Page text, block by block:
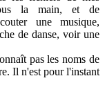
la main, et de
une musique,
de danse, voir une
pas les noms de
Il n'est pour l'instant